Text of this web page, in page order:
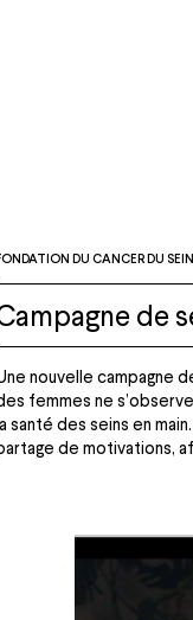
DU CANCER DU
de
nouvelle campagne
femmes ne
santé des seins en
de motivations,